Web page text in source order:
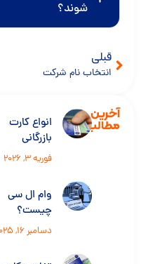
شوند؟
قبلی
انتخاب نام شرکت
آخرین
مطالب
انواع کارت
بازرگانی
فوریه 3, 2026
وام ال سی
چیست؟
دسامبر 16, 2025